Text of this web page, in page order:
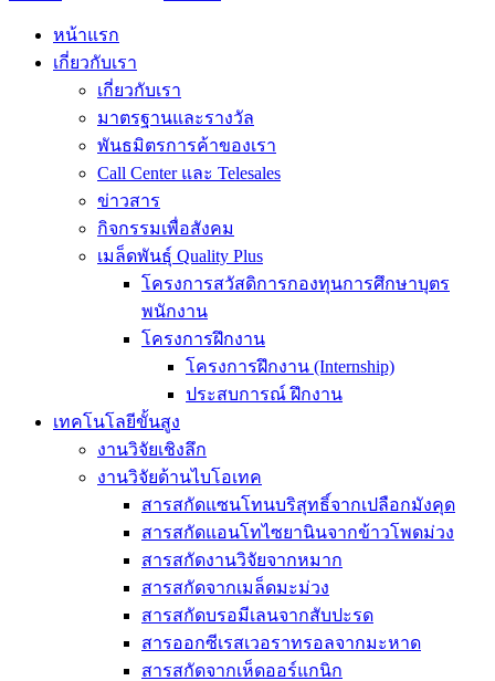
หน้าแรก
เกี่ยวกับเรา
เกี่ยวกับเรา
มาตรฐานและรางวัล
พันธมิตรการค้าของเรา
Call Center และ Telesales
ข่าวสาร
กิจกรรมเพื่อสังคม
เมล็ดพันธุ์ Quality Plus
โครงการสวัสดิการกองทุนการศึกษาบุตร
พนักงาน
โครงการฝึกงาน
โครงการฝึกงาน (Internship)
ประสบการณ์ ฝึกงาน
เทคโนโลยีขั้นสูง
งานวิจัยเชิงลึก
งานวิจัยด้านไบโอเทค
สารสกัดแซนโทนบริสุทธิ์จากเปลือกมังคุด
สารสกัดแอนโทไซยานินจากข้าวโพดม่วง
สารสกัดงานวิจัยจากหมาก
สารสกัดจากเมล็ดมะม่วง
สารสกัดบรอมีเลนจากสับปะรด
สารออกซีเรสเวอราทรอลจากมะหาด
สารสกัดจากเห็ดออร์แกนิก